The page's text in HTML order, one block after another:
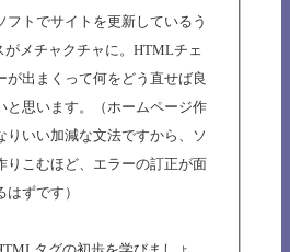
フトでサイトを更新しているう
メチャクチャに。HTMLチェ
が出まくって何をどう直せば良
と思います。（ホームページ作
りいい加減な文法ですから、ソ
りこむほど、エラーの訂正が面
ずです）